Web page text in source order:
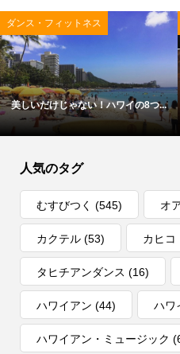
ダンス・フィットネス
美しいだけじゃない！ハワイの8つ...
人気のタグ
むすびつく (545) オ
カクテル(53) カヒコ
タヒチアンダンス (16)
ハワイアン (44) ハワ
ハワイアン・ミュージック